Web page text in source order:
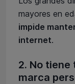
mayores en
impide
internet.
2. No
marca